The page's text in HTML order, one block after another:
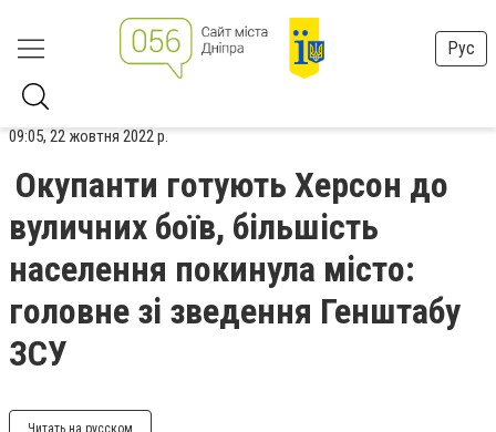
Рус
09:05, 22 жовтня 2022 р.
Окупанти готують Херсон до
вуличних боїв, більшість
населення покинула місто:
головне зі зведення Генштабу
ЗСУ
Читать на русском